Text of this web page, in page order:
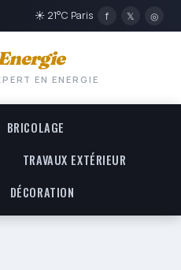
☀ 21°C Paris f 𝕏 ◎
EN ENERGIE
BRICOLAGE
TRAVAUX EXTÉRIEUR
DÉCORATION